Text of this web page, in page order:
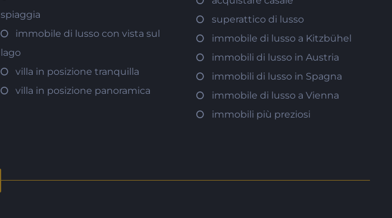
spiaggia
immobile di lusso con vista sul
lago
villa in posizione tranquilla
villa in posizione panoramica
superattico di lusso
immobile di lusso a Kitzbühel
immobili di lusso in Austria
immobili di lusso in Spagna
immobile di lusso a Vienna
immobili più preziosi